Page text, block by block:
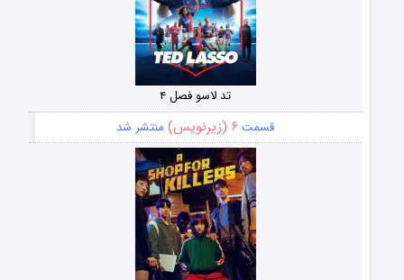
تد لاسو فصل ۴
قسمت ۶ (زیرنویس) منتشر شد